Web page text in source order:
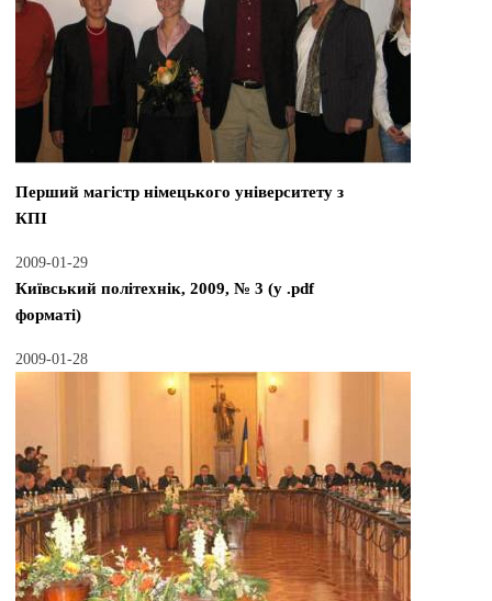
Перший магістр німецького університету з
КПІ
2009-01-29
Київський політехнік, 2009, № 3 (у .pdf
форматі)
2009-01-28